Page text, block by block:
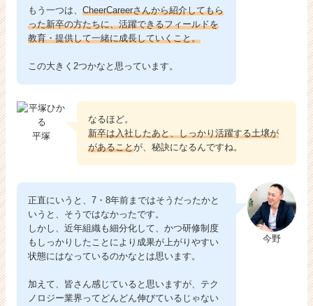
もう一つは、 CheerCareerさんから紹介してもら
った新卒の方たちに、活躍できるフィールドを
教育・提供して一緒に成長していくこと。
この大きく2つかなと思っています。
平塚
なるほど。
新卒は入社したあと、しっかり活躍する土壌が
があることが、秘訣になるんですね。
今野
正直にいうと、7・8年前まではそうだったかと
いうと、そうではなかったです。
しかし、近年組織も細分化して、かつ研修制度
もしっかりしたことにより成果が上がりやすい
状態にはなっているのかなとは思います。
加えて、皆さん感じていると思いますが、テク
ノロジー業界ってどんどん伸びているじゃない